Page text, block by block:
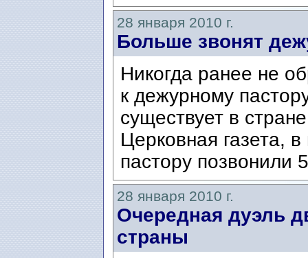
28 января 2010 г.
Больше звонят
Никогда ранее не
к дежурному
существует в
Церковная газета,
пастору позвонили
28 января 2010 г.
Очередная дуэль
страны